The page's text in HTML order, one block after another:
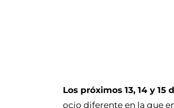
Los próximos 13, 14 y
ocio diferente en la que